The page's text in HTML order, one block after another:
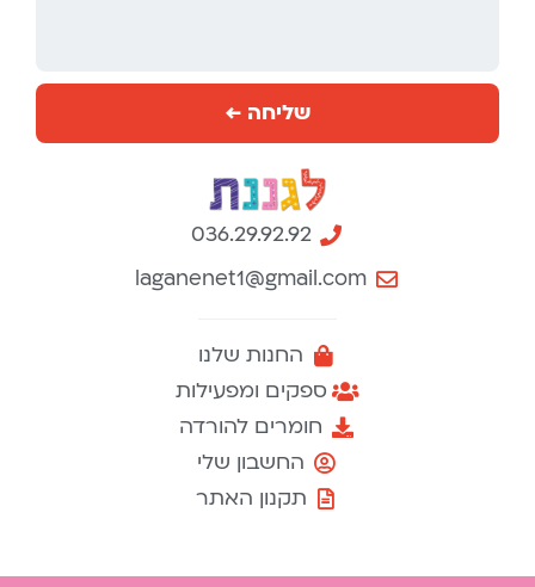
036.29.92.92
laganenet1@gmail.com
החנות שלנו
ספקים ומפעילות
חומרים להורדה
החשבון שלי
תקנון האתר
שליחה ←